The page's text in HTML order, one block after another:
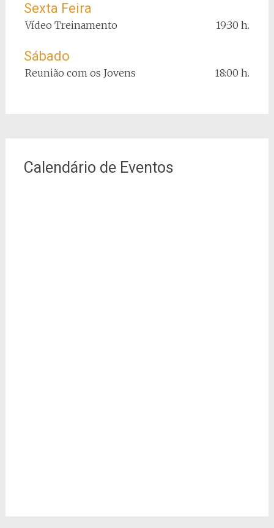
Sexta Feira
Vídeo Treinamento 19:30 h.
Sábado
Reunião com os Jovens 18:00 h.
Calendário de Eventos